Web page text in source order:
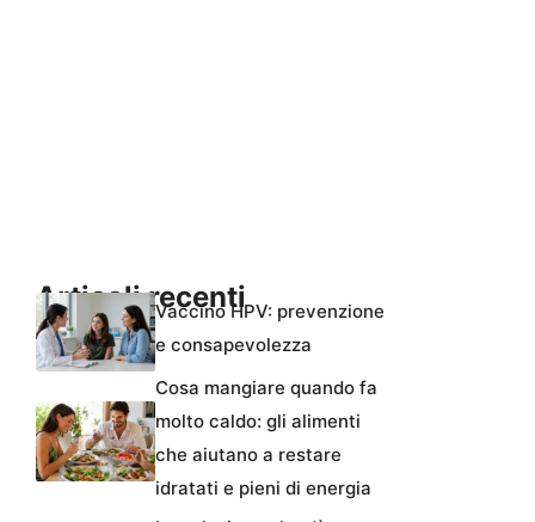
Articoli recentiVaccino HPV: prevenzione
e consapevolezza
Cosa mangiare quando fa
molto caldo: gli alimenti
che aiutano a restare
idratati e pieni di energia